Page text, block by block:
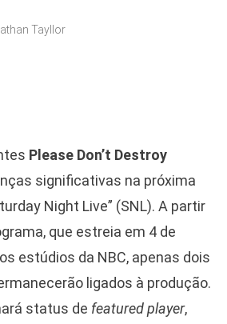
Tayllor
Please Don’t Destroy
significativas na próxima
Night Live” (SNL). A partir
que estreia em 4 de
estúdios da NBC, apenas dois
ligados à produção.
status de featured player,